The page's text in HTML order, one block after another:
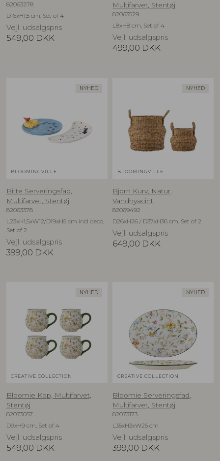
82063278
D16xH1,5 cm, Set of 4
Vejl. udsalgspris
549,00 DKK
Multifarvet, Stentøj
82063529
L8xH8 cm, Set of 4
Vejl. udsalgspris
499,00 DKK
NYHED
BLOOMINGVILLE
Bitte Serveringsfad,
Multifarvet, Stentøj
82063378
L23xH1,5xW12/D19xH5 cm incl deco,
Set of 2
Vejl. udsalgspris
399,00 DKK
NYHED
BLOOMINGVILLE
Bjorn Kurv, Natur,
Vandhyacint
82069492
D26xH26 / D37xH36 cm, Set of 2
Vejl. udsalgspris
649,00 DKK
NYHED
CREATIVE COLLECTION
Bloomie Kop, Multifarvet,
Stentøj
82073057
D9xH9 cm, Set of 4
Vejl. udsalgspris
549,00 DKK
NYHED
CREATIVE COLLECTION
Bloomie Serveringsfad,
Multifarvet, Stentøj
82073173
L35xH3xW25 cm
Vejl. udsalgspris
399,00 DKK